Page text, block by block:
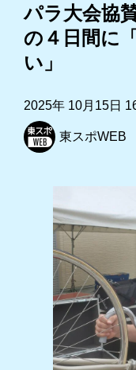
パラ大会協
の４日間に
い」
2025年 10月15日
東スポWEB